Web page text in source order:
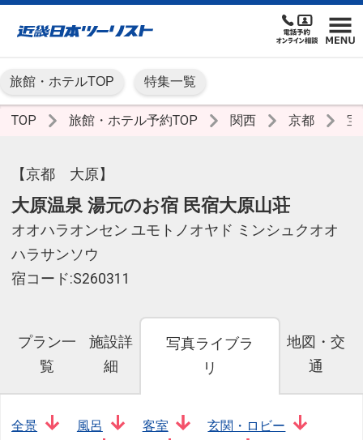
旅館・ホテルTOP 特集一覧
TOP 旅館・ホテル予約TOP 関西 京都 宝
【京都 大原】
大原温泉 湯元のお宿 民宿大原山荘
オオハラオンセン ユモトノオヤド ミンシュクオオ
ハラサンソウ
宿コード:S260311
プラン一
覧
施設詳
細
写真ライブラ
リ
地図・交
通
全景 風呂 客室
玄関・ロビー